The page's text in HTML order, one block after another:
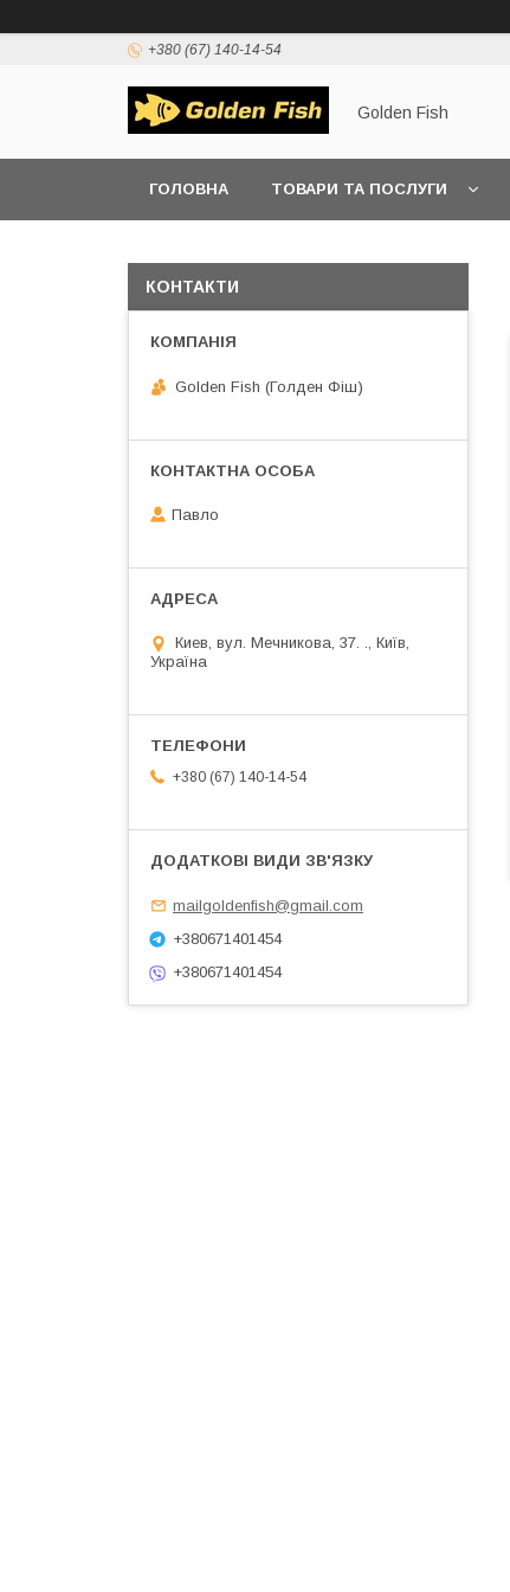
+380 (67) 140-14-54
Golden Fish
ГОЛОВНА ТОВАРИ ТА ПОСЛУГИ
КОНТАКТИ
Golden Fish (Голден Фіш)
Павло
Киев, вул. Мечникова, 37. ., Київ,
Україна
+380 (67) 140-14-54
mailgoldenfish@gmail.com
+380671401454
+380671401454